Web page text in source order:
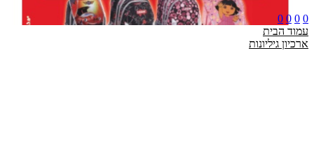
0
0
0
0
עמוד הבית
ארכיון גיליונות